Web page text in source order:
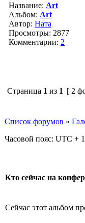
Название: Art
Альбом: Art
Автор: Ната
Просмотры: 2877
Комментарии: 2
Страница 1 из 1 [ 2
Список форумов »
Часовой пояс: UTC +
Кто сейчас на
Сейчас этот альбом